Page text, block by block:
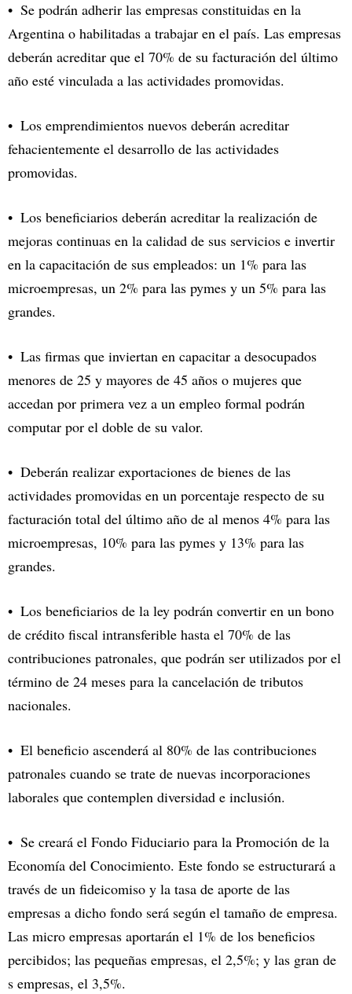
Se podrán adherir las empresas constituidas en la
Argentina o habilitadas a trabajar en el país. Las empresas
deberán acreditar que el 70% de su facturación del último
año esté vinculada a las actividades promovidas.
Los emprendimientos nuevos deberán acreditar
fehacientemente el desarrollo de las actividades
promovidas.
Los beneficiarios deberán acreditar la realización de
mejoras continuas en la calidad de sus servicios e invertir
en la capacitación de sus empleados: un 1% para las
microempresas, un 2% para las pymes y un 5% para las
grandes.
Las firmas que inviertan en capacitar a desocupados
menores de 25 y mayores de 45 años o mujeres que
accedan por primera vez a un empleo formal podrán
computar por el doble de su valor.
Deberán realizar exportaciones de bienes de las
actividades promovidas en un porcentaje respecto de su
facturación total del último año de al menos 4% para las
microempresas, 10% para las pymes y 13% para las
grandes.
Los beneficiarios de la ley podrán convertir en un bono
de crédito fiscal intransferible hasta el 70% de las
contribuciones patronales, que podrán ser utilizados por el
término de 24 meses para la cancelación de tributos
nacionales.
El beneficio ascenderá al 80% de las contribuciones
patronales cuando se trate de nuevas incorporaciones
laborales que contemplen diversidad e inclusión.
Se creará el Fondo Fiduciario para la Promoción de la
Economía del Conocimiento. Este fondo se estructurará a
través de un fideicomiso y la tasa de aporte de las
empresas a dicho fondo será según el tamaño de empresa.
Las micro empresas aportarán el 1% de los beneficios
percibidos; las pequeñas empresas, el 2,5%; y las gran de
s empresas, el 3,5%.